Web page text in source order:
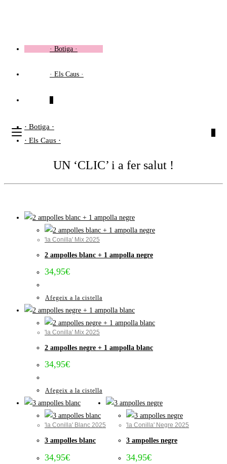
· Botiga ·
· Els Caus ·
· Botiga ·
· Els Caus ·
UN ‘CLIC’ i a fer salut !
'la Conilla' Mix 2025
2 ampolles blanc + 1 ampolla negre
34,95€
Afegeix a la cistella
'la Conilla' Mix 2025
2 ampolles negre + 1 ampolla blanc
34,95€
Afegeix a la cistella
'la Conilla' Blanc 2025
3 ampolles blanc
34,95€
'la Conilla' Negre 2025
3 ampolles negre
34,95€